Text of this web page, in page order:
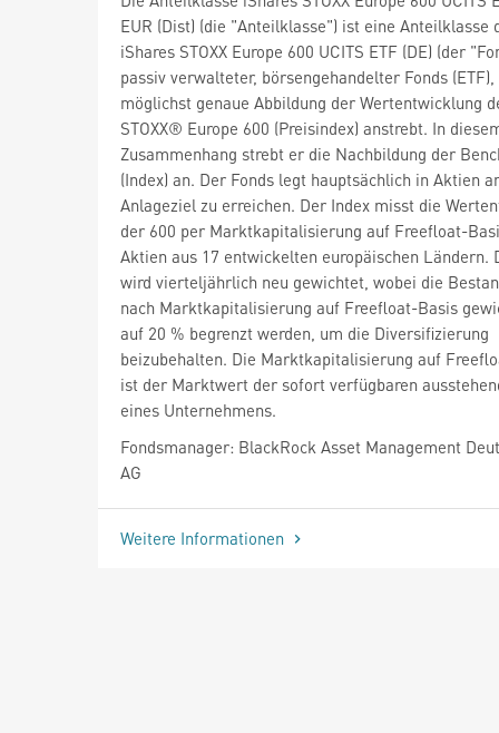
EUR (Dist) (die "Anteilklasse") ist eine Anteilklasse
iShares STOXX Europe 600 UCITS ETF (DE) (der
passiv verwalteter, börsengehandelter Fonds
möglichst genaue Abbildung der Wertentwicklung
STOXX® Europe 600 (Preisindex) anstrebt. In
Zusammenhang strebt er die Nachbildung der
(Index) an. Der Fonds legt hauptsächlich in Aktien
Anlageziel zu erreichen. Der Index misst die
der 600 per Marktkapitalisierung auf Freefloat-
Aktien aus 17 entwickelten europäischen Ländern.
wird vierteljährlich neu gewichtet, wobei die
nach Marktkapitalisierung auf Freefloat-Basis
auf 20 % begrenzt werden, um die Diversifizierung
beizubehalten. Die Marktkapitalisierung auf
ist der Marktwert der sofort verfügbaren
eines Unternehmens.
Fondsmanager: BlackRock Asset Management
AG
Weitere Informationen